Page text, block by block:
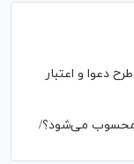
دعوا و اعتبار
محسوب می‌شود؟/